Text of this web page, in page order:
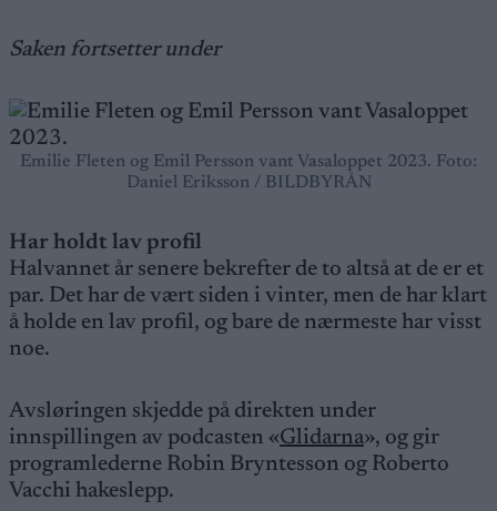
Saken fortsetter under
Emilie Fleten og Emil Persson vant Vasaloppet 2023. Foto:
Daniel Eriksson / BILDBYRÅN
Har holdt lav profil
Halvannet år senere bekrefter de to altså at de er et
par. Det har de vært siden i vinter, men de har klart
å holde en lav profil, og bare de nærmeste har visst
noe.
Avsløringen skjedde på direkten under
innspillingen av podcasten «Glidarna», og gir
programlederne Robin Bryntesson og Roberto
Vacchi hakeslepp.